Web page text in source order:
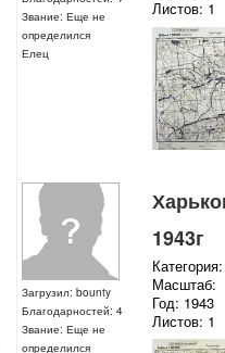
Звание: Еще не
определился
Елец
Листов: 1
Загрузил: bounty
Благодарностей: 4
Звание: Еще не
определился
1943г
Масштаб:
Год: 1943
Листов: 1